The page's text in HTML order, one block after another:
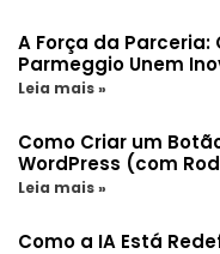
A Força da
Parmeggio Unem
Leia mais »
Como Criar um
WordPress (com
Leia mais »
Como a IA Está